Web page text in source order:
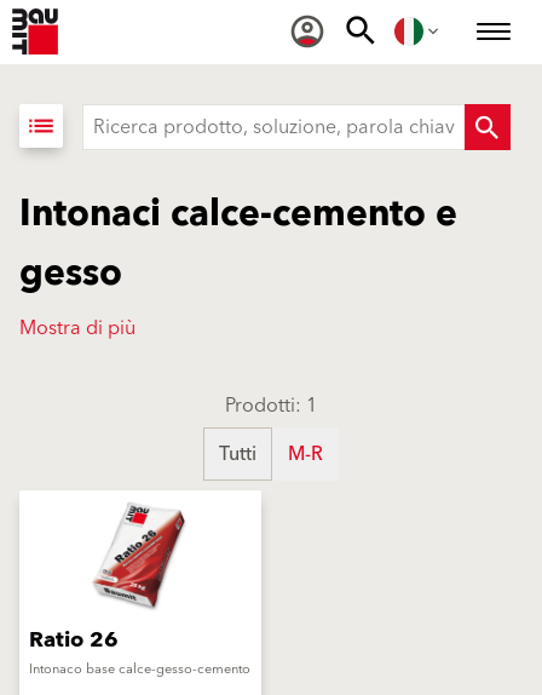
list
Intonaci calce-cemento e
gesso
Mostra di più
Prodotti: 1
Tutti
M-R
Ratio 26
Intonaco base calce-gesso-cemento